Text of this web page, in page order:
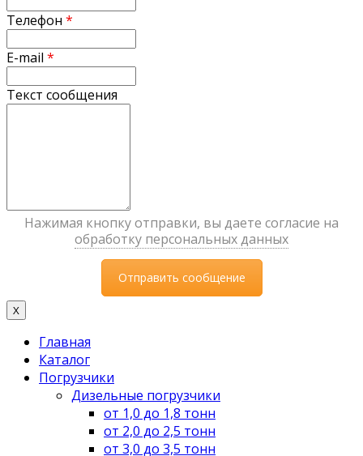
Телефон *
E-mail *
Текст сообщения
Нажимая кнопку отправки, вы даете согласие на
обработку персональных данных
X
Главная
Каталог
Погрузчики
Дизельные погрузчики
от 1,0 до 1,8 тонн
от 2,0 до 2,5 тонн
от 3,0 до 3,5 тонн